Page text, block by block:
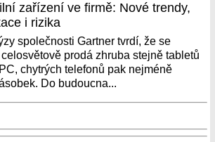
zařízení ve firmě: Nové trendy,
i rizika
společnosti Gartner tvrdí, že se
celosvětově prodá zhruba stejně tabletů
chytrých telefonů pak nejméně
Do budoucna...